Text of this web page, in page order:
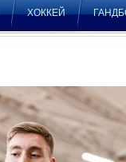
ХОККЕЙ